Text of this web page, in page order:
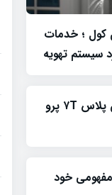
کول ؛ خدمات
تهویه
تصاویری از نمونه اولیه وان پلاس ۷T پرو
مفهومی خود